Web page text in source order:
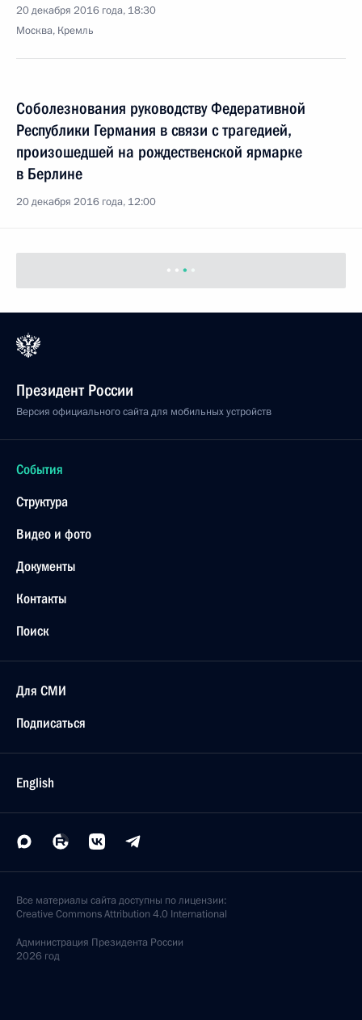
20 декабря 2016 года, 18:30
Москва, Кремль
Соболезнования руководству Федеративной
Республики Германия в связи с трагедией,
произошедшей на рождественской ярмарке
в Берлине
20 декабря 2016 года, 12:00
Президент России
Версия официального сайта для мобильных устройств
События
Структура
Видео и фото
Документы
Контакты
Поиск
Для СМИ
Подписаться
English
Все материалы сайта доступны по лицензии:
Creative Commons Attribution 4.0 International
Администрация Президента России
2026 год